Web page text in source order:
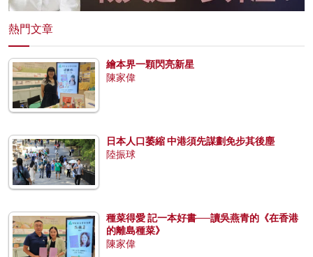
熱門文章
繪本界一顆閃亮新星
陳家偉
日本人口萎縮 中港須先謀劃免步其後塵
陸振球
種菜得愛 記一本好書──讀吳燕青的《在香港
的離島種菜》
陳家偉